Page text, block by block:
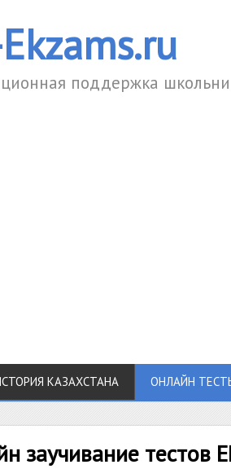
поддержка
КАЗАХСТАНА ОНЛАЙН
заучивание тестов